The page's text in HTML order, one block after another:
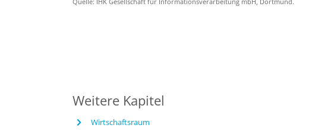
Weitere Kapitel
Wirtschaftsraum